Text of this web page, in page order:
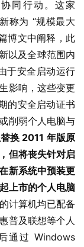
同行动。这家
称为 “规模最大
博文中阐释，此
以及全球范围内
于安全启动运行
影响，这些变更
的安全启动证书
削弱个人电脑与
换 2011 年版原
但将丧失针对启
新系统中预装更
上市的个人电脑
计算机均已配备
普及联想等个人
通过 Windows